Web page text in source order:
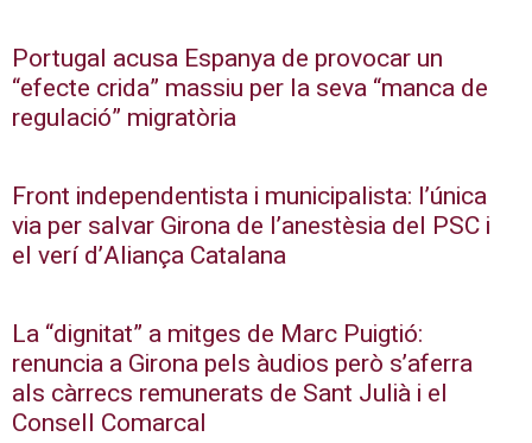
Portugal acusa Espanya de provocar un
“efecte crida” massiu per la seva “manca de
regulació” migratòria
Front independentista i municipalista: l’única
via per salvar Girona de l’anestèsia del PSC i
el verí d’Aliança Catalana
La “dignitat” a mitges de Marc Puigtió:
renuncia a Girona pels àudios però s’aferra
als càrrecs remunerats de Sant Julià i el
Consell Comarcal